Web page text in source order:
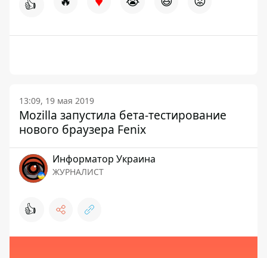
👍
13:09, 19 мая 2019
Mozilla запустила бета-тестирование
нового браузера Fenix
Информатор Украина
ЖУРНАЛИСТ
👍